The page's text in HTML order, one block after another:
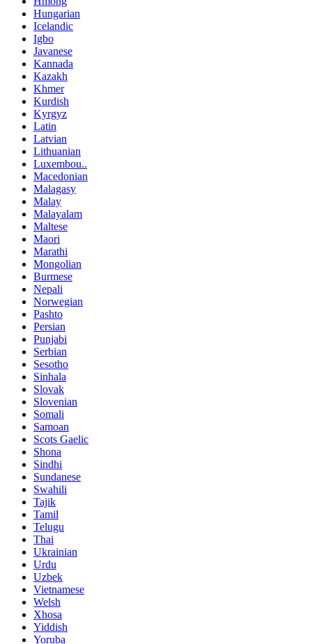
Hungarian
Icelandic
Igbo
Javanese
Kannada
Kazakh
Khmer
Kurdish
Kyrgyz
Latin
Latvian
Lithuanian
Luxembou..
Macedonian
Malagasy
Malay
Malayalam
Maltese
Maori
Marathi
Mongolian
Burmese
Nepali
Norwegian
Pashto
Persian
Punjabi
Serbian
Sesotho
Sinhala
Slovak
Slovenian
Somali
Samoan
Scots Gaelic
Shona
Sindhi
Sundanese
Swahili
Tajik
Tamil
Telugu
Thai
Ukrainian
Urdu
Uzbek
Vietnamese
Welsh
Xhosa
Yiddish
Yoruba